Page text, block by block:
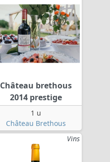
Château brethous
2014 prestige
1 u
Château Brethous
Vins